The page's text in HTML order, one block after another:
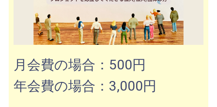
月会費の場合：500円
年会費の場合 ：3,000円